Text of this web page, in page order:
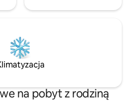
na pobyt z rodziną